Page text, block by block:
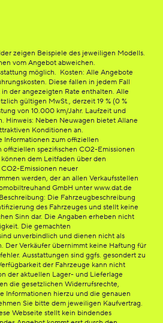
zeigen Beispiele des jeweiligen Modells.
vom Angebot abweichen.
möglich. Kosten: Alle Angebote
Diese fallen in jedem Fall
der angezeigten Rate enthalten. Alle
gültigen MwSt., derzeit 19 % (0 %
von 10.000 km/Jahr. Laufzeit und
Hinweis: Neben Neuwagen bietet Allane
Konditionen an.
Informationen zum offiziellen
offiziellen spezifischen CO2-Emissionen
dem Leitfaden über den
Emissionen neuer
werden, der an allen Verkaufsstellen
GmbH unter www.dat.de
Die Fahrzeugbeschreibung
des Fahrzeuges und stellt keine
Sinn dar. Die Angaben erheben nicht
Die gemachten
unverbindlich und dienen nicht als
Der Verkäufer übernimmt keine Haftung für
Ausstattungen sind ggfs. gesondert zu
der Fahrzeuge kann nicht
der aktuellen Lager- und Lieferlage
die gesetzlichen Widerrufsrechte,
Informationen hierzu und die genauen
Sie bitte dem jeweiligen Kaufvertrag.
Webseite stellt kein bindendes